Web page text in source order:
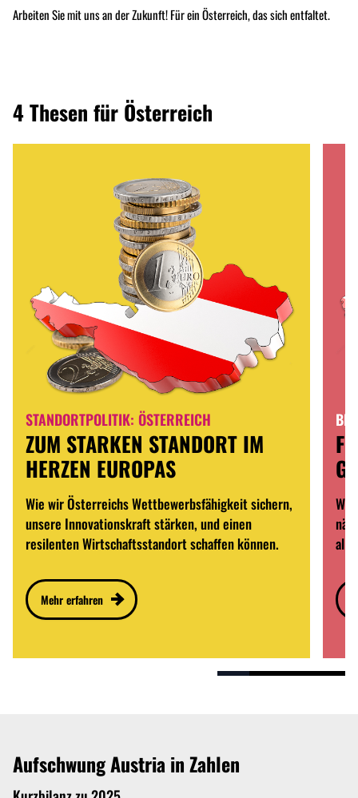
Arbeiten Sie mit uns an der Zukunft! Für ein Österreich, das sich entfaltet.
4 Thesen für Österreich
STANDORTPOLITIK: ÖSTERREICH
ZUM STARKEN STANDORT IM
HERZEN EUROPAS
Wie wir Österreichs Wettbewerbsfähigkeit sichern,
unsere Innovationskraft stärken, und einen
resilenten Wirtschaftsstandort schaffen können.
Mehr erfahren
alle
Aufschwung Austria in Zahlen